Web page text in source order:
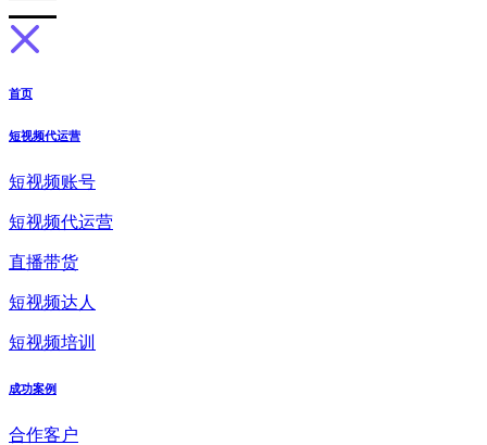
首页
短视频代运营
短视频账号
短视频代运营
直播带货
短视频达人
短视频培训
成功案例
合作客户